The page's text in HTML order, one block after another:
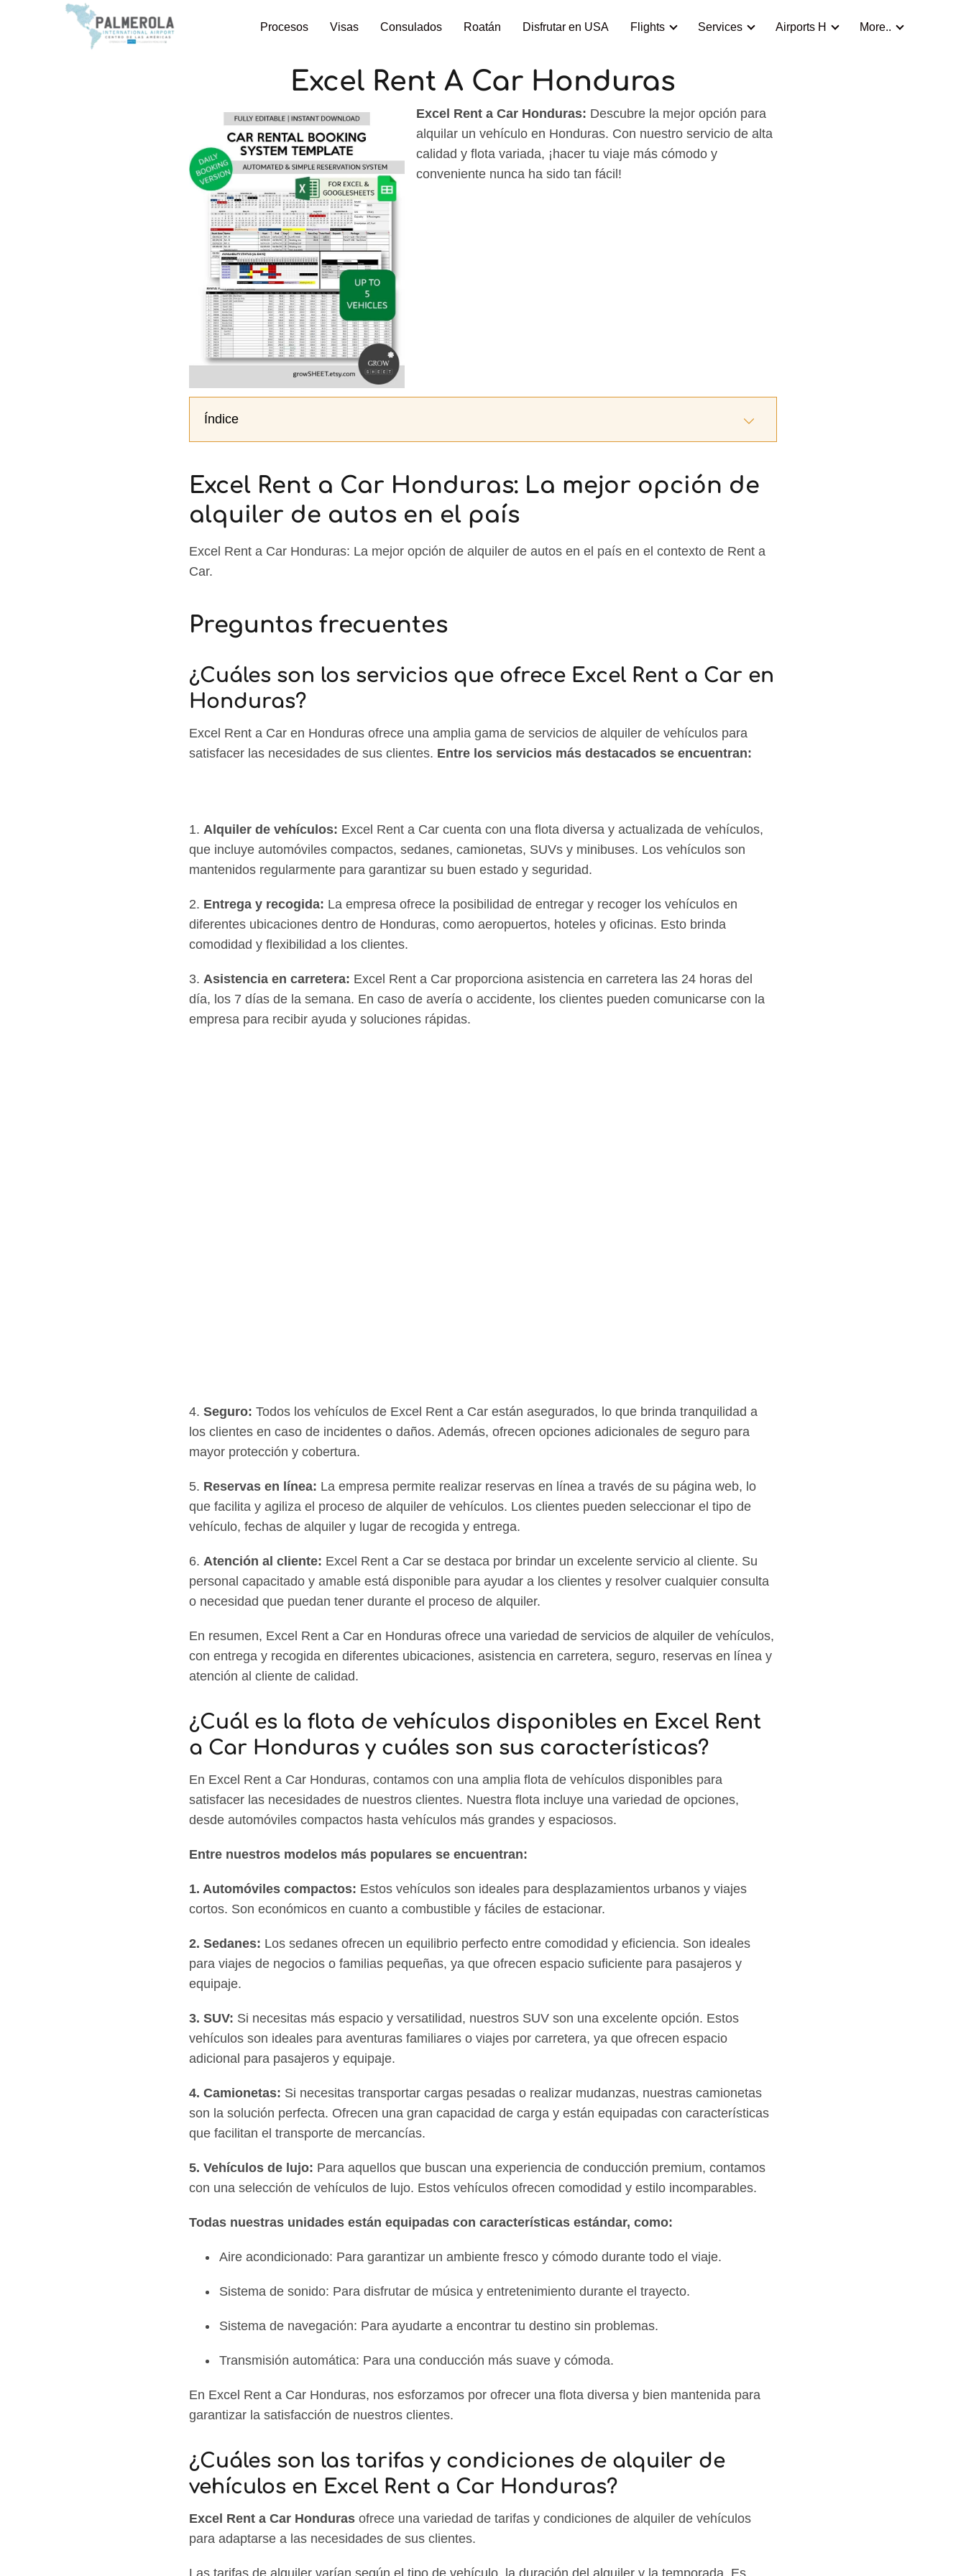
Procesos Visas Consulados Roatán Disfrutar en USA Flights Services Airports H More..
Excel Rent A Car Honduras
Excel Rent a Car Honduras: Descubre la mejor opción para
alquilar un vehículo en Honduras. Con nuestro servicio de alta
calidad y flota variada, ¡hacer tu viaje más cómodo y
conveniente nunca ha sido tan fácil!
Índice
Excel Rent a Car Honduras: La mejor opción de
alquiler de autos en el país
Excel Rent a Car Honduras: La mejor opción de alquiler de autos en el país en el contexto de Rent a
Car.
Preguntas frecuentes
¿Cuáles son los servicios que ofrece Excel Rent a Car en
Honduras?
Excel Rent a Car en Honduras ofrece una amplia gama de servicios de alquiler de vehículos para
satisfacer las necesidades de sus clientes. Entre los servicios más destacados se encuentran:
1. Alquiler de vehículos: Excel Rent a Car cuenta con una flota diversa y actualizada de vehículos,
que incluye automóviles compactos, sedanes, camionetas, SUVs y minibuses. Los vehículos son
mantenidos regularmente para garantizar su buen estado y seguridad.
2. Entrega y recogida: La empresa ofrece la posibilidad de entregar y recoger los vehículos en
diferentes ubicaciones dentro de Honduras, como aeropuertos, hoteles y oficinas. Esto brinda
comodidad y flexibilidad a los clientes.
3. Asistencia en carretera: Excel Rent a Car proporciona asistencia en carretera las 24 horas del
día, los 7 días de la semana. En caso de avería o accidente, los clientes pueden comunicarse con la
empresa para recibir ayuda y soluciones rápidas.
4. Seguro: Todos los vehículos de Excel Rent a Car están asegurados, lo que brinda tranquilidad a
los clientes en caso de incidentes o daños. Además, ofrecen opciones adicionales de seguro para
mayor protección y cobertura.
5. Reservas en línea: La empresa permite realizar reservas en línea a través de su página web, lo
que facilita y agiliza el proceso de alquiler de vehículos. Los clientes pueden seleccionar el tipo de
vehículo, fechas de alquiler y lugar de recogida y entrega.
6. Atención al cliente: Excel Rent a Car se destaca por brindar un excelente servicio al cliente. Su
personal capacitado y amable está disponible para ayudar a los clientes y resolver cualquier consulta
o necesidad que puedan tener durante el proceso de alquiler.
En resumen, Excel Rent a Car en Honduras ofrece una variedad de servicios de alquiler de vehículos,
con entrega y recogida en diferentes ubicaciones, asistencia en carretera, seguro, reservas en línea y
atención al cliente de calidad.
¿Cuál es la flota de vehículos disponibles en Excel Rent
a Car Honduras y cuáles son sus características?
En Excel Rent a Car Honduras, contamos con una amplia flota de vehículos disponibles para
satisfacer las necesidades de nuestros clientes. Nuestra flota incluye una variedad de opciones,
desde automóviles compactos hasta vehículos más grandes y espaciosos.
Entre nuestros modelos más populares se encuentran:
1. Automóviles compactos: Estos vehículos son ideales para desplazamientos urbanos y viajes
cortos. Son económicos en cuanto a combustible y fáciles de estacionar.
2. Sedanes: Los sedanes ofrecen un equilibrio perfecto entre comodidad y eficiencia. Son ideales
para viajes de negocios o familias pequeñas, ya que ofrecen espacio suficiente para pasajeros y
equipaje.
3. SUV: Si necesitas más espacio y versatilidad, nuestros SUV son una excelente opción. Estos
vehículos son ideales para aventuras familiares o viajes por carretera, ya que ofrecen espacio
adicional para pasajeros y equipaje.
4. Camionetas: Si necesitas transportar cargas pesadas o realizar mudanzas, nuestras camionetas
son la solución perfecta. Ofrecen una gran capacidad de carga y están equipadas con características
que facilitan el transporte de mercancías.
5. Vehículos de lujo: Para aquellos que buscan una experiencia de conducción premium, contamos
con una selección de vehículos de lujo. Estos vehículos ofrecen comodidad y estilo incomparables.
Todas nuestras unidades están equipadas con características estándar, como:
Aire acondicionado: Para garantizar un ambiente fresco y cómodo durante todo el viaje.
Sistema de sonido: Para disfrutar de música y entretenimiento durante el trayecto.
Sistema de navegación: Para ayudarte a encontrar tu destino sin problemas.
Transmisión automática: Para una conducción más suave y cómoda.
En Excel Rent a Car Honduras, nos esforzamos por ofrecer una flota diversa y bien mantenida para
garantizar la satisfacción de nuestros clientes.
¿Cuáles son las tarifas y condiciones de alquiler de
vehículos en Excel Rent a Car Honduras?
Excel Rent a Car Honduras ofrece una variedad de tarifas y condiciones de alquiler de vehículos
para adaptarse a las necesidades de sus clientes.
Las tarifas de alquiler varían según el tipo de vehículo, la duración del alquiler y la temporada. Es